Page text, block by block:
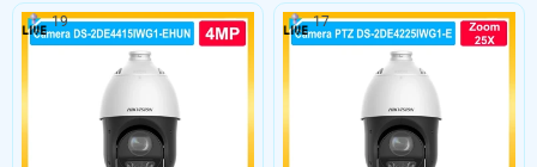
mẽ, cho phép bắt trọn mọi chi tiết ở
khoảng cách rất xa. DS-
2DE4415IWG1-EHUN quay quét
phân khúc cao cấp này mang lại
giải pháp giám sát diện rộng lý
tưởng cho các nhà xưởng, bến bãi
hay khu đô thị lớn.
tiết nhỏ ở khoảng cách cực xa. Thiết
bị giám sát đỉnh cao này mang lại
giải pháp quản lý không gian diện
rộng hoàn hảo cho các khu công
nghiệp, bãi xe hay dự án giao thông.
19 17